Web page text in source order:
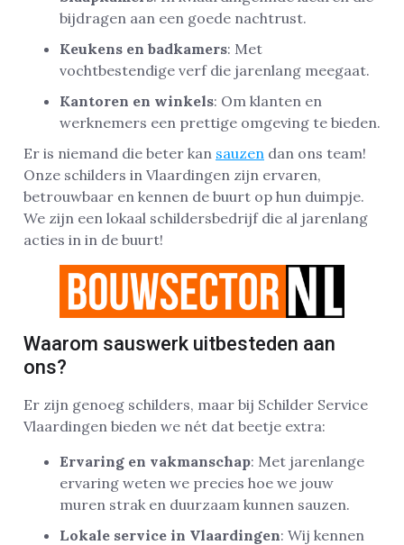
bijdragen aan een goede nachtrust.
Keukens en badkamers: Met
vochtbestendige verf die jarenlang meegaat.
Kantoren en winkels: Om klanten en
werknemers een prettige omgeving te bieden.
Er is niemand die beter kan sauzen dan ons team!
Onze schilders in Vlaardingen zijn ervaren,
betrouwbaar en kennen de buurt op hun duimpje.
We zijn een lokaal schildersbedrijf die al jarenlang
acties in in de buurt!
Waarom sauswerk uitbesteden aan
ons?
Er zijn genoeg schilders, maar bij Schilder Service
Vlaardingen bieden we nét dat beetje extra:
Ervaring en vakmanschap: Met jarenlange
ervaring weten we precies hoe we jouw
muren strak en duurzaam kunnen sauzen.
Lokale service in Vlaardingen: Wij kennen